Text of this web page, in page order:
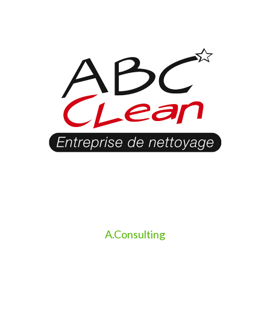
A.Consulting